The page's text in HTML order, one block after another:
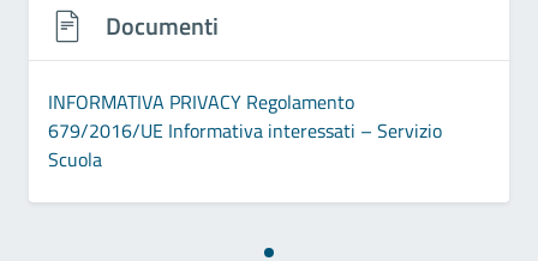
Documenti
INFORMATIVA PRIVACY Regolamento
679/2016/UE Informativa interessati – Servizio
Scuola